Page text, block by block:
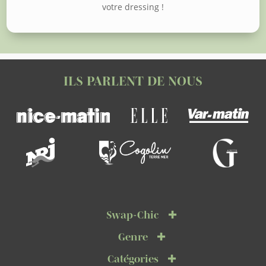
votre dressing !
ILS PARLENT DE NOUS
Swap-Chic
Genre
Catégories